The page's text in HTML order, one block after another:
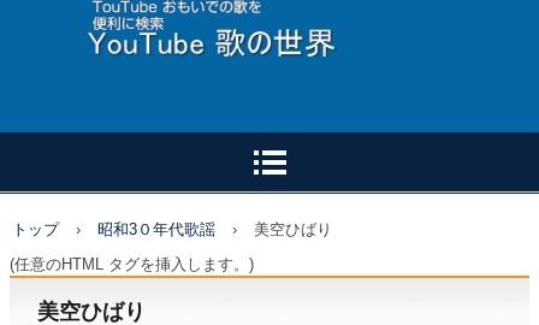
トップ › 昭和3０年代歌謡 ›
美空ひばり
(任意のHTML タグを挿入します。)
美空ひばり